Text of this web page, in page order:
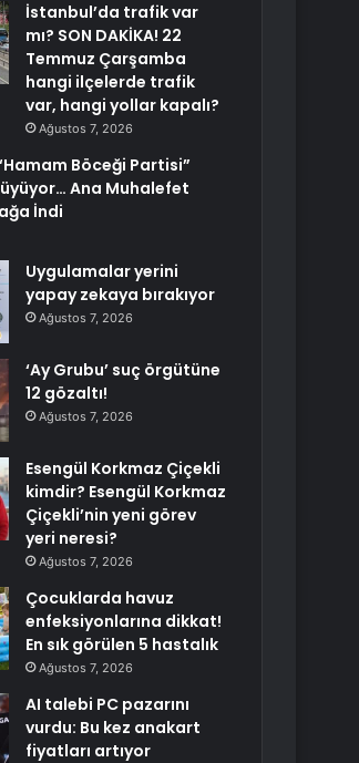
İstanbul’da trafik var
mı? SON DAKİKA! 22
Temmuz Çarşamba
hangi ilçelerde trafik
var, hangi yollar kapalı?
Ağustos 7, 2026
Böceği Partisi”
Ana Muhalefet
İndi
Uygulamalar yerini
yapay zekaya bırakıyor
Ağustos 7, 2026
‘Ay Grubu’ suç örgütüne
12 gözaltı!
Ağustos 7, 2026
Esengül Korkmaz Çiçekli
kimdir? Esengül Korkmaz
Çiçekli’nin yeni görev
yeri neresi?
Ağustos 7, 2026
Çocuklarda havuz
enfeksiyonlarına dikkat!
En sık görülen 5 hastalık
Ağustos 7, 2026
AI talebi PC pazarını
vurdu: Bu kez anakart
fiyatları artıyor